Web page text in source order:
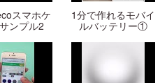
スマホケ
ンプル2
1分で作れるモバイ
ルバッテリー①